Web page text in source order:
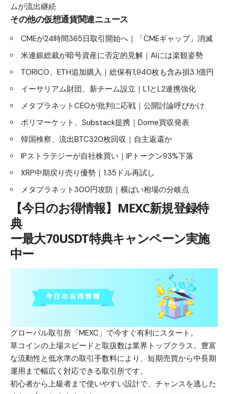
ムが流出継続
その他の仮想通貨関連ニュース
CMEが24時間365日取引開始へ｜「CMEギャップ」消滅
米連銀総裁が暗号資産に否定的見解｜AIには楽観姿勢
TORICO、ETH追加購入｜総保有1,940枚も含み損3.1億円
イーサリアム財団、新チーム設立｜L1とL2連携強化
メタプラネットCEOが批判に応戦｜公開討論呼びかけ
ポリマーケット、Substack提携｜Dome買収発表
韓国検察、流出BTC320枚回収｜自主返還か
IPストラテジーが自社株買い｜IPトークン93%下落
XRP中期戻り売り優勢｜1.35ドル再試し
メタプラネット300円攻防｜横ばい相場の分岐点
【今日のお得情報】MEXC新規登録特
典
ー最大70USDT特典キャンペーン実施
中ー
グローバル取引所「MEXC」で今すぐ有利にスタート。
草コインの上場スピードと取扱数は業界トップクラス。豊富
な流動性と低水準の取引手数料により、短期売買から中長期
運用まで幅広く対応できる取引所です。
初心者から上級者まで使いやすい設計で、チャンスを逃した